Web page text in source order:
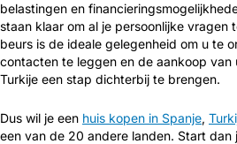
belastingen en
staan klaar om al je persoonlijke vragen
beurs is de ideale gelegenheid om u te
contacten te leggen en de aankoop van
Turkije een stap dichterbij te brengen.
Dus wil je een huis kopen in Spanje,
een van de 20 andere landen. Start